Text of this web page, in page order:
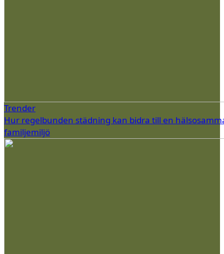
Trender
Hur regelbunden städning kan bidra till en
familjemiljö